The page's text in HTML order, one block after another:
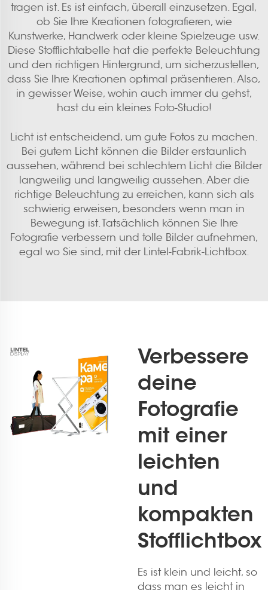
tragen ist. Es ist einfach, überall einzusetzen. Egal,
ob Sie Ihre Kreationen fotografieren, wie
Kunstwerke, Handwerk oder kleine Spielzeuge usw.
Diese Stofflichtabelle hat die perfekte Beleuchtung
und den richtigen Hintergrund, um sicherzustellen,
dass Sie Ihre Kreationen optimal präsentieren. Also,
in gewisser Weise, wohin auch immer du gehst,
hast du ein kleines Foto-Studio!
Licht ist entscheidend, um gute Fotos zu machen.
Bei gutem Licht können die Bilder erstaunlich
aussehen, während bei schlechtem Licht die Bilder
langweilig und langweilig aussehen. Aber die
richtige Beleuchtung zu erreichen, kann sich als
schwierig erweisen, besonders wenn man in
Bewegung ist. Tatsächlich können Sie Ihre
Fotografie verbessern und tolle Bilder aufnehmen,
egal wo Sie sind, mit der Lintel-Fabrik-Lichtbox.
Verbessere
deine
Fotografie
mit einer
leichten
und
kompakten
Stofflichtbox
Es ist klein und leicht, so
dass man es leicht in